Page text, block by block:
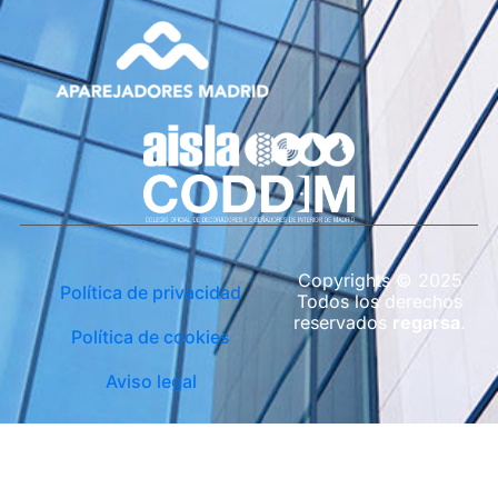
Política de privacidad
Política de cookies
Aviso legal
Copyrights © 2025
Todos los derechos
reservados regarsa .